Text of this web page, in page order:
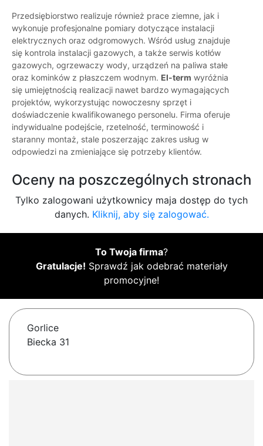
Przedsiębiorstwo realizuje również prace ziemne, jak i
wykonuje profesjonalne pomiary dotyczące instalacji
elektrycznych oraz odgromowych. Wśród usług znajduje
się kontrola instalacji gazowych, a także serwis kotłów
gazowych, ogrzewaczy wody, urządzeń na paliwa stałe
oraz kominków z płaszczem wodnym. El-term wyróżnia
się umiejętnością realizacji nawet bardzo wymagających
projektów, wykorzystując nowoczesny sprzęt i
doświadczenie kwalifikowanego personelu. Firma oferuje
indywidualne podejście, rzetelność, terminowość i
staranny montaż, stale poszerzając zakres usług w
odpowiedzi na zmieniające się potrzeby klientów.
Oceny na poszczególnych stronach
Tylko zalogowani użytkownicy maja dostęp do tych
danych. Kliknij, aby się zalogować.
To Twoja firma?
Gratulacje! Sprawdź jak odebrać materiały
promocyjne!
Gorlice
Biecka 31